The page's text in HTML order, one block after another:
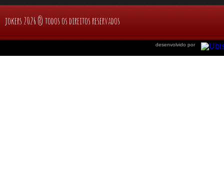
jokers 2026 ® todos os direitos reservados
desenvolvido por